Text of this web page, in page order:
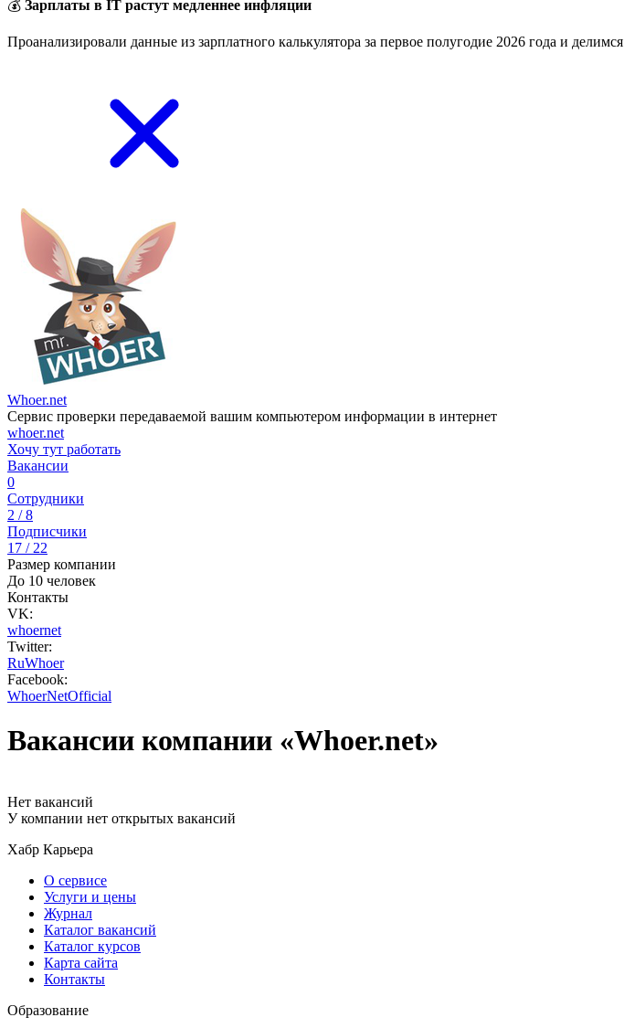
💰 Зарплаты в IT растут медленнее инфляции
Проанализировали данные из зарплатного калькулятора за первое полугодие 2026 года и делимся
Whoer.net
Сервис проверки передаваемой вашим компьютером информации в интернет
whoer.net
Хочу тут работать
Вакансии
0
Сотрудники
2 / 8
Подписчики
17 / 22
Размер компании
До 10 человек
Контакты
VK:
whoernet
Twitter:
RuWhoer
Facebook:
WhoerNetOfficial
Вакансии компании «Whoer.net»
Нет вакансий
У компании нет открытых вакансий
Хабр Карьера
О сервисе
Услуги и цены
Журнал
Каталог вакансий
Каталог курсов
Карта сайта
Контакты
Образование